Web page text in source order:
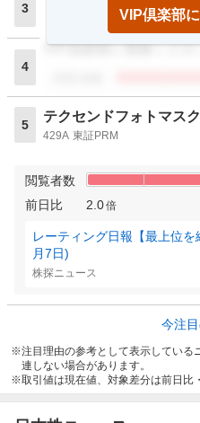
3
4
VIP倶楽部に登録くださ
5
テクセンドフォトマス
429A 東証PRM
閲覧者数
前日比
2.0倍
レーティング日報【最上位
月7日)
株探ニュース
VIP倶楽部
今注
注目理由の参考として表示している
連しない場合があります。
取引値は現在値、対象差分は前日比